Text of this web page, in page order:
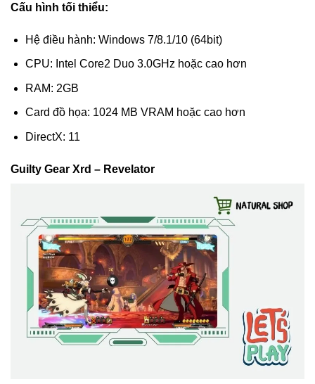
Cấu hình tối thiểu:
Hệ điều hành: Windows 7/8.1/10 (64bit)
CPU: Intel Core2 Duo 3.0GHz hoặc cao hơn
RAM: 2GB
Card đồ họa: 1024 MB VRAM hoặc cao hơn
DirectX: 11
Guilty Gear Xrd – Revelator